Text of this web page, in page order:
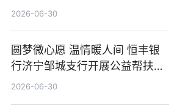
炎适应症III期临床试验达到主要
2026-06-30
圆梦微心愿 温情暖人间 恒丰银
行济宁邹城支行开展公益帮扶活
动-观热点
2026-06-30